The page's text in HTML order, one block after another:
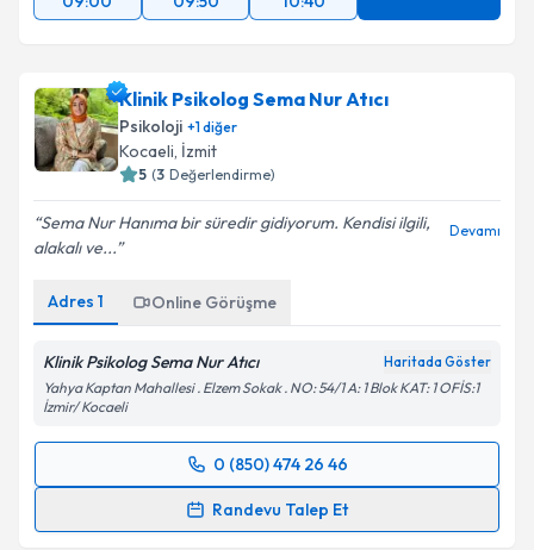
Klinik Psikolog Sema Nur Atıcı
Psikoloji +1diğer
Kocaeli, İzmit
5 (3 Değerlendirme)
Sema Nur Hanıma bir süredir gidiyorum. Kendisi ilgili,
alakalı ve...
Devamı
Adres 1 Online Görüşme
Klinik Psikolog Sema Nur Atıcı Haritada Göster
Yahya Kaptan Mahallesi . Elzem Sokak . NO: 54/1 A: 1 Blok KAT: 1 OFİS:1
İzmir/ Kocaeli
0 (850) 474 26 46
Randevu Talep Et
Randevu Takvimi Talebi